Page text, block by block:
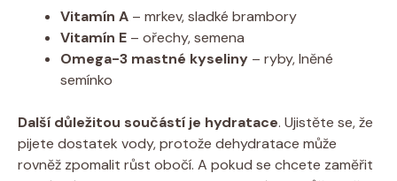
Vitamín A – mrkev, sladké brambory
Vitamín E – ořechy, semena
Omega-3 mastné kyseliny – ryby, lněné
semínko
Další důležitou součástí je hydratace. Ujistěte se, že
pijete dostatek vody, protože dehydratace může
rovněž zpomalit růst obočí. A pokud se chcete zaměřit